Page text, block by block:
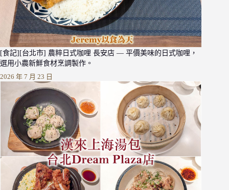
[食記][台北市] 農粹日式咖哩 長安店 — 平價美味的日式咖哩，
選用小農新鮮食材烹調製作。
2026 年 7 月 23 日